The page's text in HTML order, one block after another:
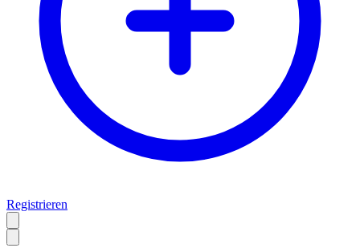
Registrieren